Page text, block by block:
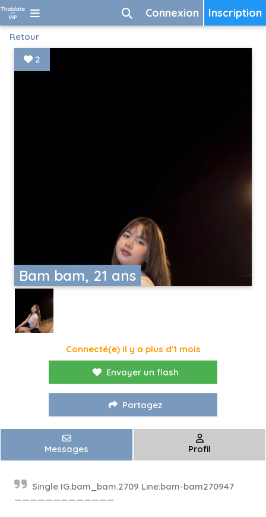
Inscription
Connexion
Retour
Bam bam, 21 ans
2
Connecté(e) il y a plus d'1 mois
Envoyer un flash
Partagez
Messages Profil
Single IG:bam_bam.2709 Line:bam-bam270947
—————————————